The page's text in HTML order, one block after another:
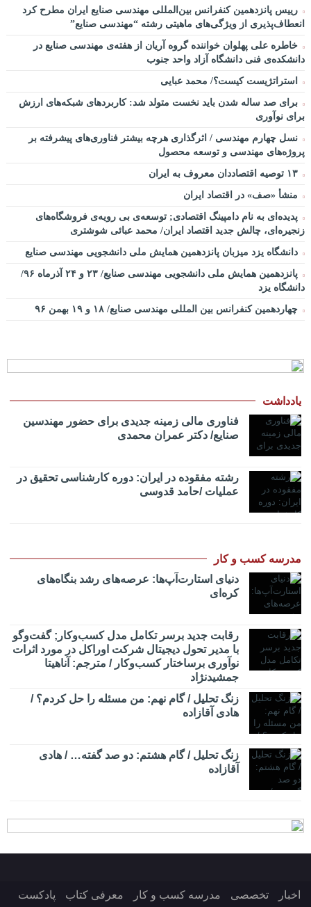
رییس پانزدهمین کنفرانس بین‌المللی مهندسی صنایع ایران مطرح کرد
انعطاف‌پذیری از ویژگی‌های ماهیتی رشته “مهندسی صنایع”
خاطره علی پهلوان خواننده گروه آریان از هفته‌ی مهندسی صنایع در
دانشکده‌ی فنی دانشگاه آزاد واحد جنوب
استراتژیست کیست؟‬/ محمد عبایی
برای صد ساله شدن باید نخست متولد شد: کاربردهای شبکه‌های ارزش
برای نوآوری
نسل چهارم مهندسی / اثرگذاری هرچه بیشتر فناوری‌های پیشرفته بر
پروژه‌های مهندسی و توسعه محصول
۱۳ توصیه اقتصاددان معروف به ایران
منشأ «صف» در اقتصاد ایران
پدیده‌ای به نام دامپینگ اقتصادی; توسعه‌ی بی رویه‌ی فروشگاه‌های
زنجیره‌ای، چالش جدید اقتصاد ایران/ محمد عبائی شوشتری
دانشگاه یزد میزبان پانزدهمین همایش ملی دانشجویی مهندسی صنایع
پانزدهمین همایش ملی دانشجویی مهندسی صنایع/ ۲۳ و ۲۴ آذرماه ۹۶/
دانشگاه یزد
چهاردهمین کنفرانس بین المللی مهندسی صنایع/ ۱۸ و ۱۹ بهمن ۹۶
یادداشت
فناوری مالی زمینه جدیدی برای حضور مهندسین
صنایع/ دکتر عمران محمدی
رشته مفقوده در ایران: دوره کارشناسی تحقیق در
عملیات /حامد قدوسی
مدرسه کسب و کار
دنیای استارت‌آپ‌ها: عرصه‌های رشد بنگاه‌های
کره‌ای‌
رقابت جدید برسر تکامل مدل کسب‌و‌کار; گفت‌وگو
با مدیر تحول دیجیتال شرکت اوراکل در مورد اثرات
نوآوری برساختار کسب‌وکار / مترجم: آناهیتا
جمشیدنژاد
زنگ تحلیل / گام نهم: من مسئله را حل کردم؟ /
هادی آقازاده
زنگ تحلیل / گام هشتم: دو صد گفته… / هادی
آقازاده
اخبار تخصصی مدرسه کسب و کار معرفی کتاب پادکست